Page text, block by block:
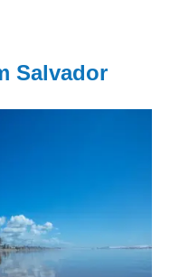
Salvador